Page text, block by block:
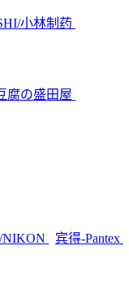
小林制药
腐の盛田屋
NIKON 宾得-Pantex